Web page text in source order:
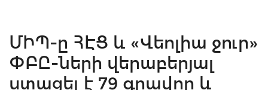
ՄԻՊ-ը ՀԷՑ և «Վեոլիա ջուր»
ՓԲԸ-ների վերաբերյալ
ստացել է 79 գրավոր և